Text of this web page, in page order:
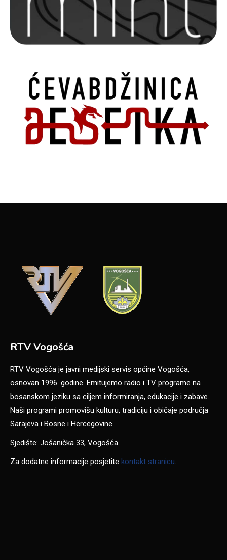
RTV Vogošća
RTV Vogošća je javni medijski servis općine Vogošća,
osnovan 1996. godine. Emitujemo radio i TV programe na
bosanskom jeziku sa ciljem informiranja, edukacije i zabave.
Naši programi promovišu kulturu, tradiciju i običaje područja
Sarajeva i Bosne i Hercegovine.
Sjedište: Jošanička 33, Vogošća
Za dodatne informacije posjetite kontakt stranicu.